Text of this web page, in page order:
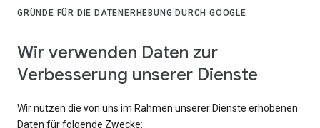
GRÜNDE FÜR DIE DATENERHEBUNG DURCH GOOGLE
Wir verwenden Daten zur
Verbesserung unserer Dienste
Wir nutzen die von uns im Rahmen unserer Dienste erhobenen
Daten für folgende Zwecke: